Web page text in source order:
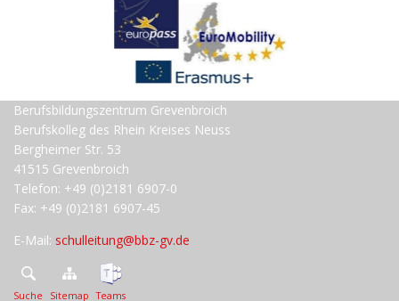
Berufsbildungszentrum Grevenbroich
Berufskolleg des Rhein Kreises Neuss
Bergheimer Str. 53
41515 Grevenbroich
Telefon: +49 (0)2181 6907-0
Fax: +49 (0)2181 6907-45
E-Mail: schulleitung@bbz-gv.de
Suche Sitemap Teams